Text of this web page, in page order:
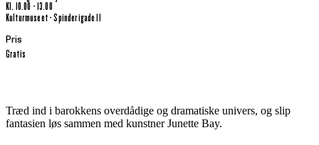
kl. 10.00 - 13.00
Kulturmuseet - Spinderigade 11
Pris
Gratis
Træd ind i barokkens overdådige og dramatiske univers, og slip
fantasien løs sammen med kunstner Junette Bay.